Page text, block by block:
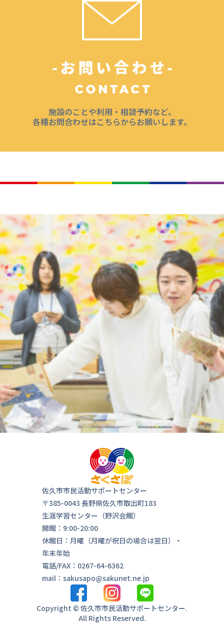
気軽にお
来ま
施設のことや利用・相談予約など。
各種お問合わせはこちらからお願いします。
佐久市市民活動サポートセンター
〒385-0043 長野県佐久市取出町183
生涯学習センター（野沢会館）
開館：9:00-20:00
休館日：月曜（月曜が祝日の場合は翌日）・
年末年始
電話/FAX：0267-64-6362
mail：sakusapo@sakunet.ne.jp
Copyright © 佐久市市民活動サポートセンター.
All Rights Reserved.